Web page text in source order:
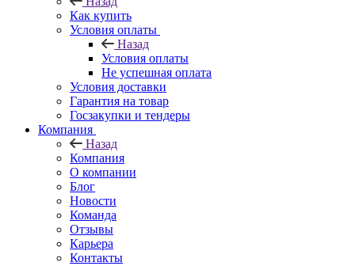
Как купить
Условия оплаты
Назад
Условия оплаты
Не успешная оплата
Условия доставки
Гарантия на товар
Госзакупки и тендеры
Компания
Назад
Компания
О компании
Блог
Новости
Команда
Отзывы
Карьера
Контакты